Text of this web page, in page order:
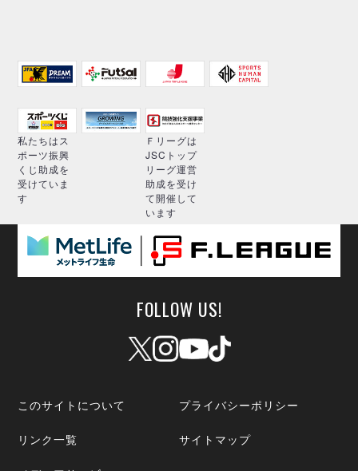
私たちはス
ポーツ振興
くじ助成を
受けていま
す
Ｆリーグは
JSCトップ
リーグ運営
助成を受け
て開催して
います
FOLLOW US!
このサイトについて プライバシーポリシー
リンク一覧 サイトマップ